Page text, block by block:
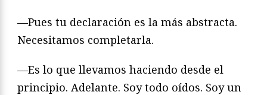
—Pues tu declaración es la más abstracta.
Necesitamos completarla.
—Es lo que llevamos haciendo desde el
principio. Adelante. Soy todo oídos. Soy un